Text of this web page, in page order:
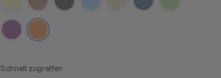
Schnell zugreifen